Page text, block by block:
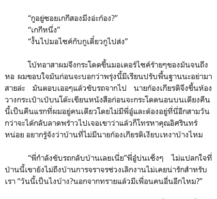
“กูอยู่ซอยเกกีสองมึงอ่ะก้อง?”
“เกกีหนึ่ง”
“งั้นไปมอไซค์กับกูเดี๋ยวกูไปส่ง”
โบ้ทอาสาผมจึงกระโดดขึ้นมอเตอร์ไซค์ร้ายๆของมันจนถึง
หอ ผมขอบใจมันก่อนจะบอกว่าพรุ่งนี้มีเรียนปรับพื้นฐานนะอย่ามา
สายล่ะ มันตอบเออๆแล้วขับรถจากไป นายก้องเกียรติจึงขึ้นห้อง
วางกระเป๋าเป้บนโต๊ะเขียนหนังสือก่อนจะกระโดดนอนบนเตียงคืน
นี้เป็นคืนแรกที่ผมอยู่คนเดียวโดยไม่มีพี่อู๋และต้องอยู่ที่นี่อีกสามวัน
กว่าจะได้กลับลาดพร้าวไปเจอเขาว่าแล้วก็โทรหาคุณอิศรินทร์
หน่อย อยากรู้จังว่าบ้านที่ไม่มีนายก้องเกียรติเงียบเหงาบ้างไหม
“พี่กำลังขับรถกลับบ้านเลยเนี่ย”พี่อู๋บ่นเซ็งๆ ไม่แปลกใจที่
ป่านนี้เขายังไม่ถึงบ้านการจราจรช่วงเลิกงานไม่เคยน่ารักสำหรับ
เรา “วันนี้เป็นไงบ้าง?นอกจากทรายแล้วมีเพื่อนคนอื่นอีกไหม?”